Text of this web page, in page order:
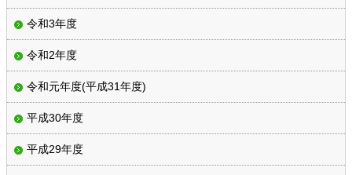
令和3年度
令和2年度
令和元年度(平成31年度)
平成30年度
平成29年度